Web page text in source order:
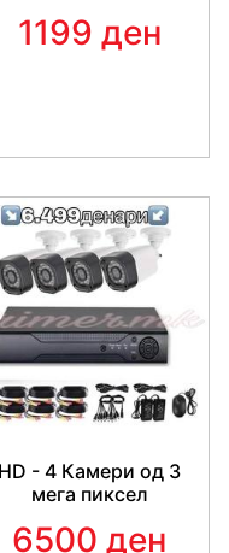
1199 ден
HD - 4 Камери од 3
мега пиксел
6500 ден